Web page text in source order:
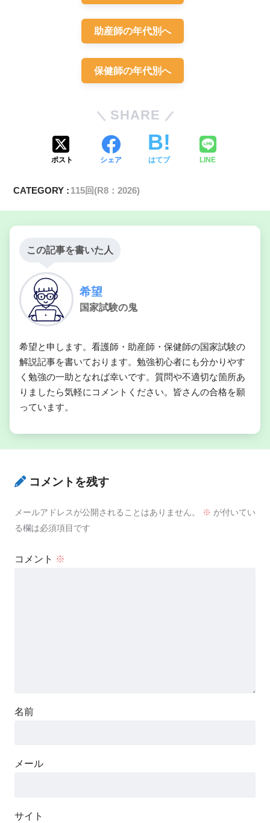
助産師の年代別へ
保健師の年代別へ
SHARE
ポスト シェア はてブ LINE
CATEGORY : 115回(R8：2026)
この記事を書いた人
希望
国家試験の鬼
希望と申します。看護師・助産師・保健師の国家試験の
解説記事を書いております。勉強初心者にも分かりやす
く勉強の一助となれば幸いです。質問や不適切な箇所あ
りましたら気軽にコメントください。皆さんの合格を願
っています。
コメントを残す
メールアドレスが公開されることはありません。 ※ が付いてい
る欄は必須項目です
コメント ※
名前
メール
サイト